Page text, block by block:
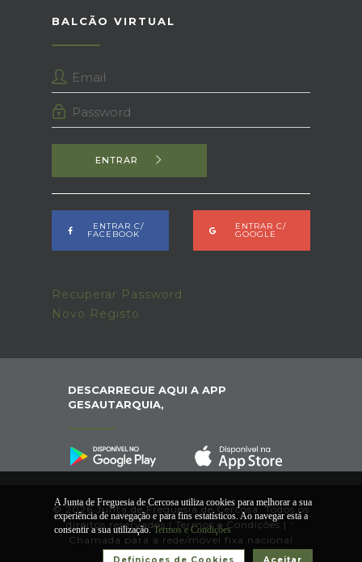
BALCÃO VIRTUAL
ENTRAR
ENTRAR C/
FACEBOOK
ENTRAR C/
GOOGLE
Recuperar Password
Novo Registo
DESCARREGUE AQUI A APP
GESAUTARQUIA,
© 2026 Junta de Freguesia de Cercosa. Todos os
direitos reservados | Termos e Condições |
Chamada para a rede/móvel fixa nacional
A Junta de Freguesia de Cercosa utiliza cookies para melhorar a sua
experiência de navegação e para fins estatísticos. Ao navegar está a
consentir a sua utilização.Termos e Condições